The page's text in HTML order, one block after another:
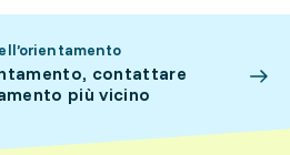
contattare
più vicino